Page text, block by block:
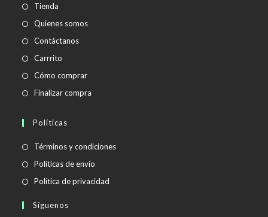
Tienda
Quienes somos
Contáctanos
Carrrito
Cómo comprar
Finalizar compra
Políticas
Términos y condicionesSe
Políticas de envío
abre
Política de privacidad
Síguenos